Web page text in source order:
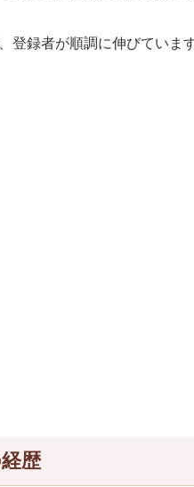
登録者が順調に伸びていま
歴